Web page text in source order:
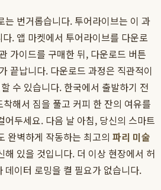
는 번거롭습니다. 투어라이브는 이 과
. 앱 마켓에서 투어라이브를 다운로
가이드를 구매한 뒤, 다운로드 버튼
끝납니다. 다운로드 과정은 직관적이
수 있습니다. 한국에서 출발하기 전
해서 짐을 풀고 커피 한 잔의 여유를
어두세요. 다음 날 아침, 당신의 스마트
완벽하게 작동하는 최고의 파리 미술
해 있을 것입니다. 더 이상 현장에서 허
데이터 로밍을 켤 필요가 없습니다.